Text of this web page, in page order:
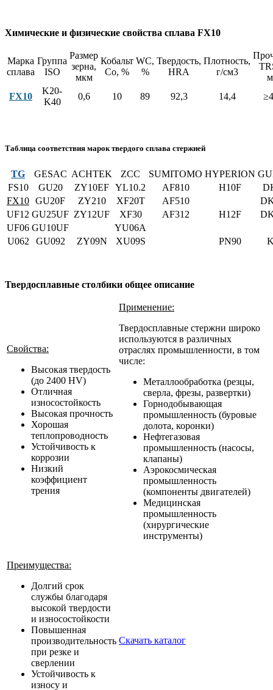
Химические и физические свойства сплава FX10
Марка
сплава
Группа
ISO
Размер
зерна,
мкм
Кобальт
Co, %
WC,
%
Твердость,
HRA
Плотность,
г/см3
FX10
K20-
K40
0,6 10 89 92,3 14,4
Таблица соответствия марок твердого сплава стержней
TG GESAC ACHTEK ZCC SUMITOMO HYPERION
FS10
GU20 ZY10EF YL10.2 AF810 H10F
FX10 GU20F ZY210 XF20T AF510
UF12 GU25UF ZY12UF XF30 AF312 H12F
UF06 GU10UF
YU06A
U062
GU092 ZY09N XU09S PN90
Твердосплавные столбики общее описание
Свойства:
Высокая твердость
(до 2400 HV)
Отличная
износостойкость
Высокая прочность
Хорошая
теплопроводность
Устойчивость к
коррозии
Низкий
коэффициент
трения
Применение:
Твердосплавные стержни широко
используются в различных
отраслях промышленности, в том
числе:
Металлообработка (резцы,
сверла, фрезы, развертки)
Горнодобывающая
промышленность (буровые
долота, коронки)
Нефтегазовая
промышленность (насосы,
клапаны)
Аэрокосмическая
промышленность
(компоненты двигателей)
Медицинская
промышленность
(хирургические
инструменты)
Преимущества:
Долгий срок
службы благодаря
высокой твердости
и износостойкости
Повышенная
производительность
при резке и
сверлении
Устойчивость к
износу и
Скачать каталог